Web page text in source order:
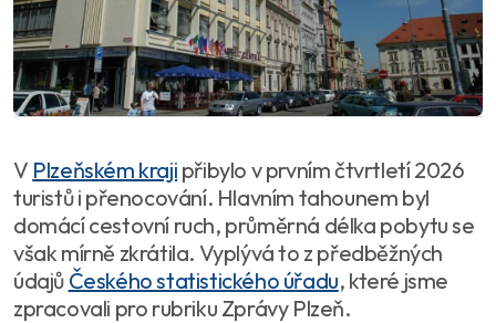
V Plzeňském kraji přibylo v prvním čtvrtletí 2026
turistů i přenocování. Hlavním tahounem byl
domácí cestovní ruch, průměrná délka pobytu se
však mírně zkrátila. Vyplývá to z předběžných
údajů Českého statistického úřadu, které jsme
zpracovali pro rubriku Zprávy Plzeň.